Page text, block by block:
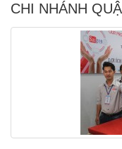
CHI NHÁNH